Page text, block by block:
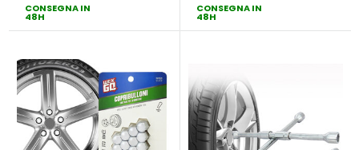
CONSEGNA IN
48H
CONSEGNA IN
48H